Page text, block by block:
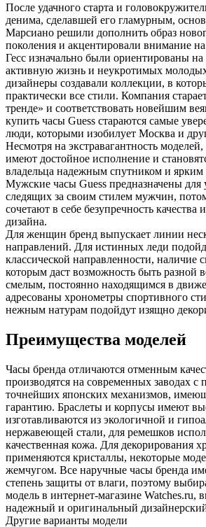
После удачного старта и
денима, сделавшей его гламурным,
Марсиано решили дополнить образ
поколения и акцентировали внимание
Гесс изначально были ориентированы
активную жизнь и неукротимых
дизайнеры создавали коллекции, в
практически все стили. Компания
тренде» и соответствовать новейшим
купить часы Guess стараются самые
люди, которыми изобилует Москва и
Несмотря на экстравагантность
имеют достойное исполнение и
владельца надежным спутником и ярким
Мужские часы Guess предназначены для
следящих за своим стилем мужчин,
сочетают в себе безупречность качества
дизайна.
Для женщин бренд выпускает линии
направлений. Для истинных леди
классической направленности, наличие
которым даст возможность быть разной
смелым, постоянно находящимся в
адресованы хронометры спортивного
нежным натурам подойдут изящно
Преимущества моделей
Часы бренда отличаются отменным
производятся на современных заводах с
точнейших японских механизмов,
гарантию. Браслеты и корпусы имеют
изготавливаются из экологичной и
нержавеющей стали, для ремешков
качественная кожа. Для декорирования
применяются кристаллы, некоторые
жемчугом. Все наручные часы бренда
степень защиты от влаги, поэтому
модель в интернет-магазине Watches.ru,
надежный и оригинальный дизайнерский
Другие варианты модели